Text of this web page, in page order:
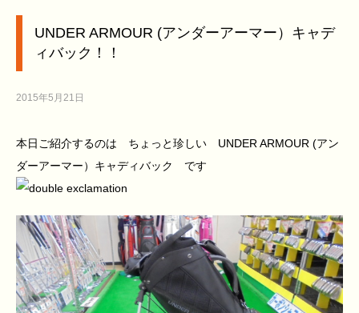
UNDER ARMOUR (アンダーアーマー）キャデ
ィバック！！
2015年5月21日
本日ご紹介するのは ちょっと珍しい UNDER ARMOUR (アン
ダーアーマー）キャディバック です